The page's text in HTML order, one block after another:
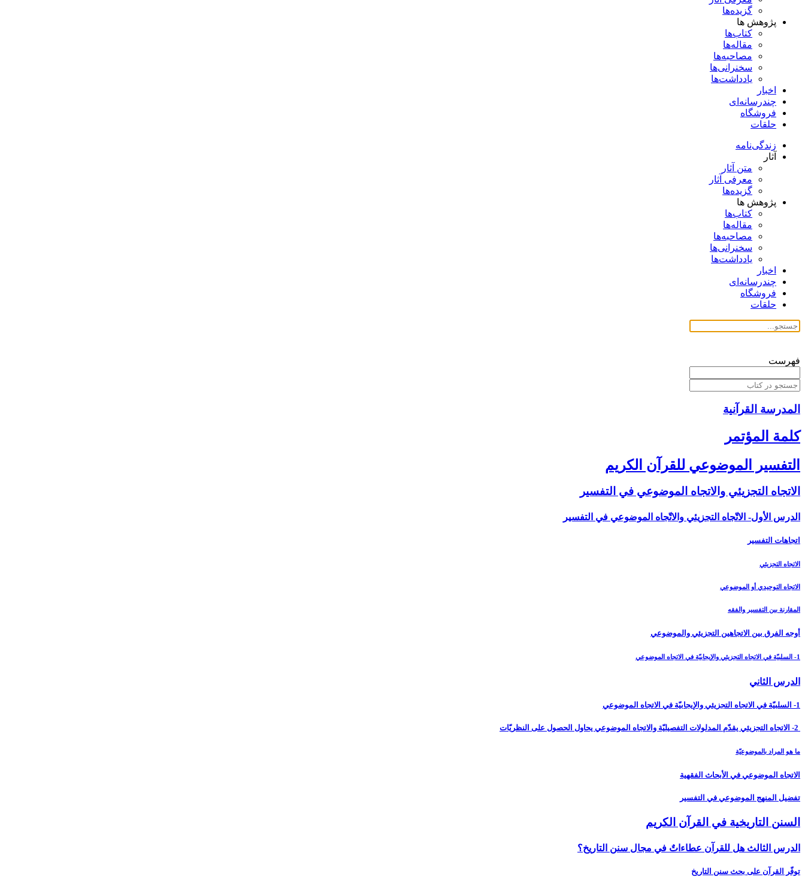
گزیده‌ها
پژوهش ها
کتاب‌ها
مقاله‌ها
مصاحبه‌ها
سخنرانی‌ها
یادداشت‌ها
اخبار
چندرسانه‌ای
فروشگاه
حلقات
زندگی‌نامه
آثار
متن آثار
معرفی آثار
گزیده‌ها
پژوهش ها
کتاب‌ها
مقاله‌ها
مصاحبه‌ها
سخنرانی‌ها
یادداشت‌ها
اخبار
چندرسانه‌ای
فروشگاه
حلقات
فهرست
المدرسة القرآنیة
كلمة المؤتمر
التفسير الموضوعي للقرآن الكريم
الاتجاه التجزيئي والاتجاه الموضوعي في التفسير
الدرس الأول- الاتّجاه التجزيئي والاتّجاه الموضوعي في التفسير
اتجاهات التفسير
الاتجاه التجزيئي
الاتجاه التوحيدي أو الموضوعي
المقارنة بين التفسير والفقه
أوجه الفرق بين الاتجاهين التجزيئي والموضوعي‏
1- السلبيّة في الاتجاه التجزيئي والإيجابيّة في الاتجاه الموضوعي
الدرس الثاني‏
1- السلبيّة في الاتجاه التجزيئي والإيجابيّة في الاتجاه الموضوعي
ما هو المراد بالموضوعيّة
الاتجاه الموضوعي في الأبحاث الفقهية
تفضيل المنهج الموضوعي في التفسير
السنن التاريخية في القرآن الكريم
الدرس الثالث هل للقرآن عطاءاتٌ في مجال سنن التاريخ؟
توفّر القرآن على بحث سنن التاريخ